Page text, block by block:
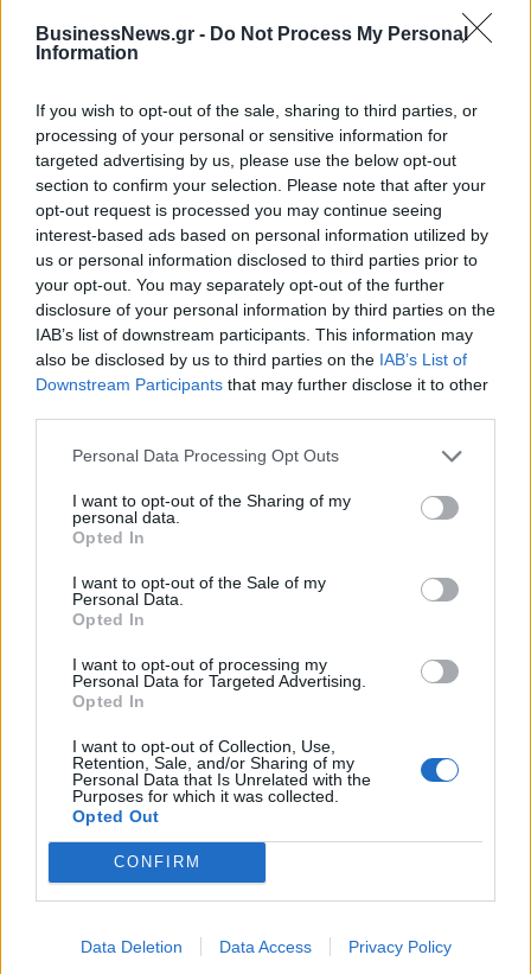
BusinessNews.gr - Do Not Process My Personal
Information
If you wish to opt-out of the sale, sharing to third parties, or
processing of your personal or sensitive information for
targeted advertising by us, please use the below opt-out
section to confirm your selection. Please note that after your
opt-out request is processed you may continue seeing
interest-based ads based on personal information utilized by
us or personal information disclosed to third parties prior to
your opt-out. You may separately opt-out of the further
disclosure of your personal information by third parties on the
IAB’s list of downstream participants. This information may
also be disclosed by us to third parties on the IAB’s List of
Downstream Participants that may further disclose it to other
Personal Data Processing Opt Outs
I want to opt-out of the Sharing of my
personal data.
Opted In
I want to opt-out of the Sale of my
Personal Data.
Opted In
I want to opt-out of processing my
Personal Data for Targeted Advertising.
Opted In
I want to opt-out of Collection, Use,
Retention, Sale, and/or Sharing of my
Personal Data that Is Unrelated with the
Purposes for which it was collected.
Opted Out
CONFIRM
Data Deletion Data Access Privacy Policy
ΠΕΡΙΣΣΌΤΕΡΑ ΣΕ ΑΥΤΉ ΤΗΝ ΚΑΤΗΓΟΡΊΑ
Τι θα παρουσιάσει η
Mercedes-Benz στη
Γενεύη;
MITSUBISHI Concept XR-
PHEV II
06/03/2015 - 02:00
ΡΟΗ ΕΙΔΗΣΕΩΝ
περιμένει»
Ε. Τουρνάς: Πάνω από 400 πυρκαγιές σε δέκα
ημέρες - Σε επιφυλακή ο κρατικός μηχανισμός